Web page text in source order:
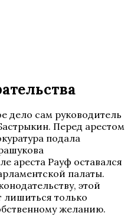
дело сам руководитель
Перед арестом
подала
ареста Рауф оставался
палаты.
этой
только
желанию.